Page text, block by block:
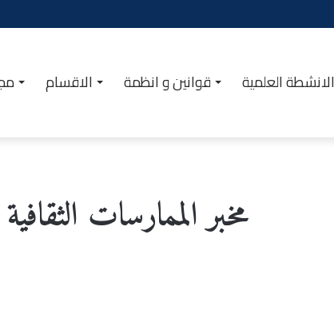
الاقسام قوانين و انظمة الانشطة العلمية
مخبر الممارسات